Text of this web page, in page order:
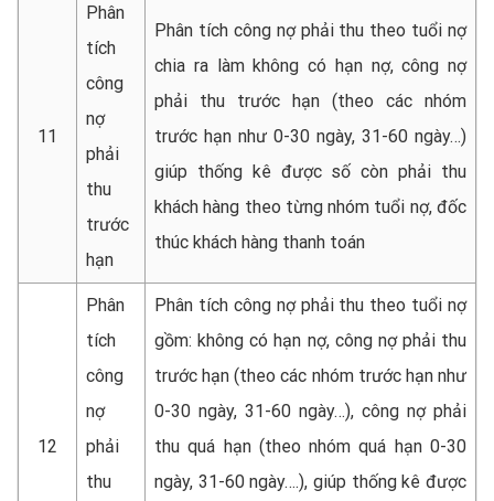
11
Phân
tích
công
nợ
phải
thu
trước
hạn
Phân tích công nợ phải thu theo tuổi nợ
chia ra làm không có hạn nợ, công nợ
phải thu trước hạn (theo các nhóm
trước hạn như 0-30 ngày, 31-60 ngày…)
giúp thống kê được số còn phải thu
khách hàng theo từng nhóm tuổi nợ, đốc
thúc khách hàng thanh toán
12
Phân
tích
công
nợ
phải
thu
Phân tích công nợ phải thu theo tuổi nợ
gồm: không có hạn nợ, công nợ phải thu
trước hạn (theo các nhóm trước hạn như
0-30 ngày, 31-60 ngày…), công nợ phải
thu quá hạn (theo nhóm quá hạn 0-30
ngày, 31-60 ngày….), giúp thống kê được